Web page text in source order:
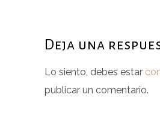
Deja una
Lo siento, debes estar
publicar un comentario.